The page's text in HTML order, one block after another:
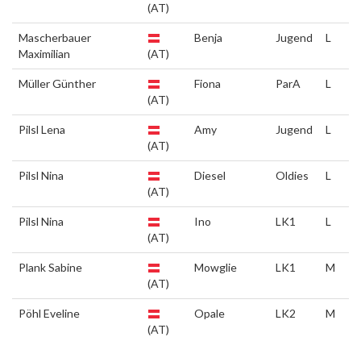
(AT)
Mascherbauer
Maximilian
(AT)
Benja Jugend L
Müller Günther
(AT)
Fiona ParA L
Pilsl Lena
(AT)
Amy Jugend L
Pilsl Nina
(AT)
Diesel Oldies L
Pilsl Nina
(AT)
Ino LK1 L
Plank Sabine
(AT)
Mowglie LK1 M
Pöhl Eveline
(AT)
Opale LK2 M